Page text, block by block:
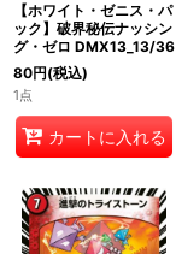
【ホワイト・ゼニス・パ
ック】破界秘伝ナッシン
グ・ゼロ DMX13_13/36
80円(税込)
1点
カートに入れる